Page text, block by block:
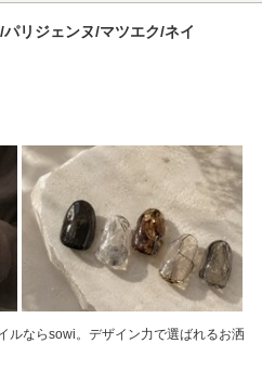
リジェンヌ/マツエク/ネイ
ルならsowi。デザイン力で選ばれるお洒